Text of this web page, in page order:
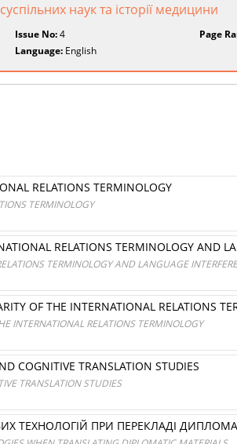
наук та історії медицини
Issue No:4 Page
Language: English
RELATIONS TERMINOLOGY
TERMINOLOGY
RELATIONS TERMINOLOGY AND
TERMINOLOGY AND LANGUAGE
OF THE INTERNATIONAL RELATIONS
INTERNATIONAL RELATIONS TERMINOLOGY
COGNITIVE TRANSLATION STUDIES
TRANSLATION STUDIES
ТЕХНОЛОГІЙ ПРИ ПЕРЕКЛАДІ